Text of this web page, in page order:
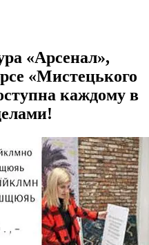
«Арсенал»,
«Мистецького
каждому в